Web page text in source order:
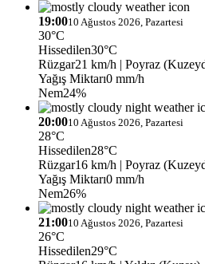
19:0010 Ağustos 2026, Pazartesi
30°C
Hissedilen30°C
Rüzgar21 km/h | Poyraz
Yağış Miktarı0 mm/h
Nem24%
20:0010 Ağustos 2026, Pazartesi
28°C
Hissedilen28°C
Rüzgar16 km/h | Poyraz
Yağış Miktarı0 mm/h
Nem26%
21:0010 Ağustos 2026, Pazartesi
26°C
Hissedilen29°C